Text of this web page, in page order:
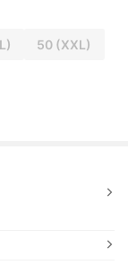
50 (XXL)